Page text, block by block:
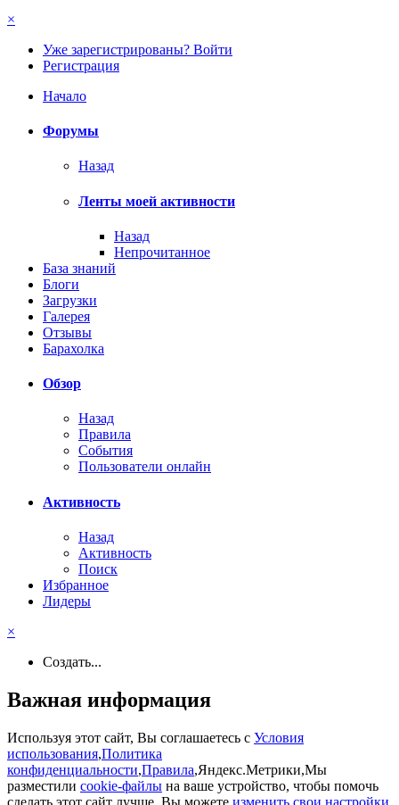
×
Уже зарегистрированы? Войти
Регистрация
Начало
Форумы
Назад
Ленты моей активности
Назад
Непрочитанное
База знаний
Блоги
Загрузки
Галерея
Отзывы
Барахолка
Обзор
Назад
Правила
События
Пользователи онлайн
Активность
Назад
Активность
Поиск
Избранное
Лидеры
×
Создать...
Важная информация
Используя этот сайт, Вы соглашаетесь с Условия
использования,Политика
конфиденциальности,Правила,Яндекс.Метрики,Мы
разместили cookie-файлы на ваше устройство, чтобы помочь
сделать этот сайт лучше. Вы можете изменить свои настройки